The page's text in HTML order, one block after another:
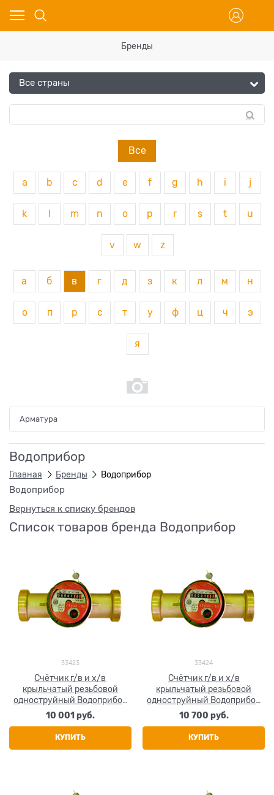
Бренды
Все
a b c d e f g h i j
k m n o p r s t u
v w z
а б в г д з к л м н
о п р с т у ф ц ч э
я
Арматура
Водоприбор
Главная Бренды
Водоприбор
Водоприбор
Вернуться к списку брендов
Список товаров бренда Водоприбор
33423
Счётчик г/в и х/в
крыльчатый резьбовой
одноструйный Водоприбор
СКБ 3/4" (Ду 20) Ру16 90°С
L=130мм
10 001 руб.
КУПИТЬ
33424
Счётчик г/в и х/в
крыльчатый резьбовой
одноструйный Водоприбор
СКБ 1" (Ду 25) Ру16 90°С
L=170мм
10 700 руб.
КУПИТЬ